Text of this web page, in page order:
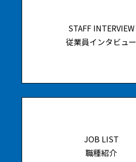
STAFF INTERVIEW
従業員インタビュー
JOB LIST
職種紹介